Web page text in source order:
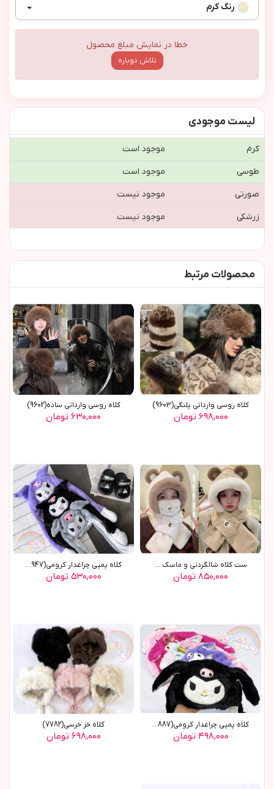
رنگ کرم
خطا در نمایش مبلغ محصول
تلاش دوباره
لیست موجودی
کرم
موجود است
طوسی
موجود است
صورتی
موجود نیست
زرشکی
موجود نیست
محصولات مرتبط
کلاه روسي وارداتي پلنگي(9603)
۶۹۸,۰۰۰ تومان
کلاه روسي وارداتي ساده(9602)
۶۳۰,۰۰۰ تومان
ست کلاه شالگردني و ماسک ...
۸۵۰,۰۰۰ تومان
کلاه پمپی چراغدار کرومی(8947)
۵۳۰,۰۰۰ تومان
کلاه پمپی چراغدار کرومی(8887)
۴۹۸,۰۰۰ تومان
کلاه خز خرسی(7782)
۶۹۸,۰۰۰ تومان